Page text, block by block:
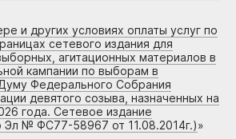
и других условиях оплаты услуг по
сетевого издания для
агитационных материалов в
кампании по выборам в
Федерального Собрания
девятого созыва, назначенных на
года. Сетевое издание
Эл № ФС77-58967 от 11.08.2014г.)»